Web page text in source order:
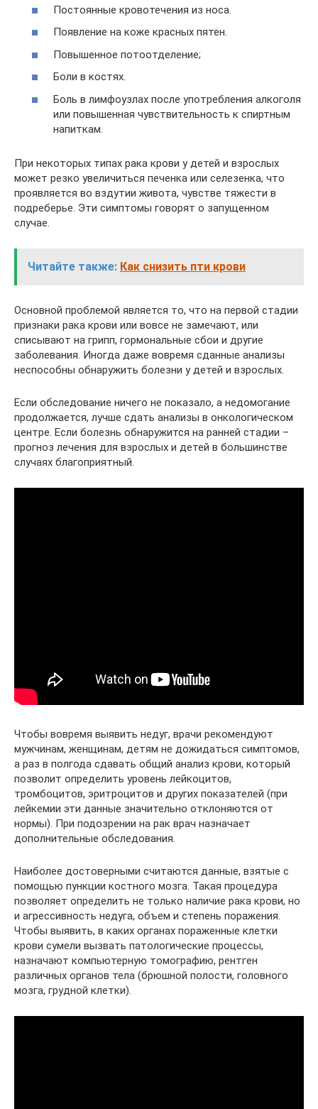
Постоянные кровотечения из носа.
Появление на коже красных пятен.
Повышенное потоотделение;
Боли в костях.
Боль в лимфоузлах после употребления алкоголя
или повышенная чувствительность к спиртным
напиткам.
При некоторых типах рака крови у детей и взрослых
может резко увеличиться печенка или селезенка, что
проявляется во вздутии живота, чувстве тяжести в
подреберье. Эти симптомы говорят о запущенном
случае.
Читайте также: Как снизить пти крови
Основной проблемой является то, что на первой стадии
признаки рака крови или вовсе не замечают, или
списывают на грипп, гормональные сбои и другие
заболевания. Иногда даже вовремя сданные анализы
неспособны обнаружить болезни у детей и взрослых.
Если обследование ничего не показало, а недомогание
продолжается, лучше сдать анализы в онкологическом
центре. Если болезнь обнаружится на ранней стадии –
прогноз лечения для взрослых и детей в большинстве
случаях благоприятный.
Чтобы вовремя выявить недуг, врачи рекомендуют
мужчинам, женщинам, детям не дожидаться симптомов,
а раз в полгода сдавать общий анализ крови, который
позволит определить уровень лейкоцитов,
тромбоцитов, эритроцитов и других показателей (при
лейкемии эти данные значительно отклоняются от
нормы). При подозрении на рак врач назначает
дополнительные обследования.
Наиболее достоверными считаются данные, взятые с
помощью пункции костного мозга. Такая процедура
позволяет определить не только наличие рака крови, но
и агрессивность недуга, объем и степень поражения.
Чтобы выявить, в каких органах пораженные клетки
крови сумели вызвать патологические процессы,
назначают компьютерную томографию, рентген
различных органов тела (брюшной полости, головного
мозга, грудной клетки).